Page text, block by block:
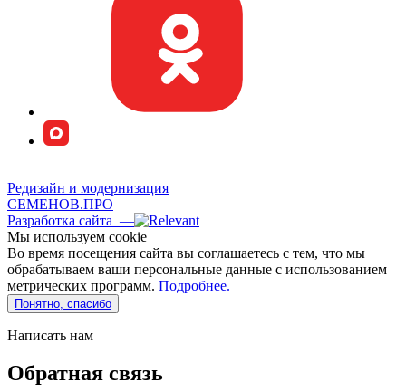
Редизайн и модернизация
СЕМЕНОВ.ПРО
Разработка сайта —
Мы используем сookie
Во время посещения сайта вы соглашаетесь с тем, что мы
обрабатываем ваши персональные данные с использованием
метрических программ. Подробнее.
Понятно, спасибо
Написать нам
Обратная связь